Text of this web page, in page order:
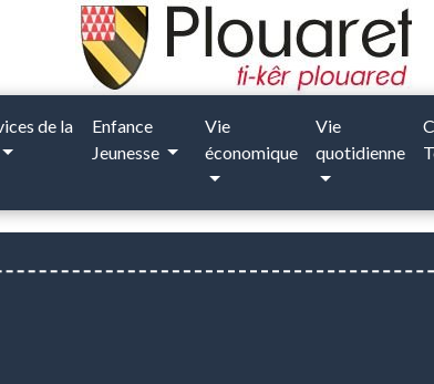
de la
Enfance
Jeunesse
Vie
économique
Vie
quotidienne